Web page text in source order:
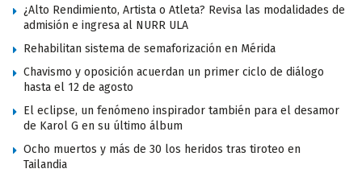
¿Alto Rendimiento, Artista o Atleta? Revisa las modalidades de
admisión e ingresa al NURR ULA
Rehabilitan sistema de semaforización en Mérida
Chavismo y oposición acuerdan un primer ciclo de diálogo
hasta el 12 de agosto
El eclipse, un fenómeno inspirador también para el desamor
de Karol G en su último álbum
Ocho muertos y más de 30 los heridos tras tiroteo en
Tailandia